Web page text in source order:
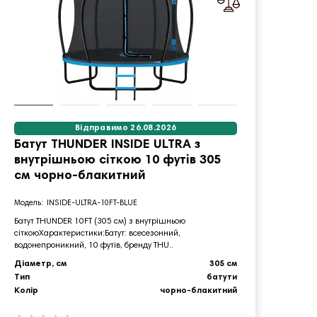
Відправимо 26.08.2026
Батут THUNDER INSIDE ULTRA з
внутрішньою сіткою 10 футів 305
см чорно-блакитний
INSIDE-ULTRA-10FT-BLUE
Батут THUNDER 10FT (305 см) з внутрішньою
сіткоюХарактеристики:Батут: всесезонний,
водонепроникний, 10 футів, бренду THU..
Діаметр, см
305 см
Тип
батути
Колір
чорно-блакитний